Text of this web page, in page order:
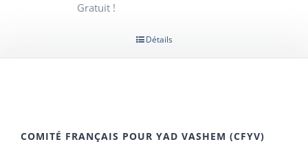
Gratuit !
Détails
COMITÉ FRANÇAIS POUR YAD VASHEM (CFYV)